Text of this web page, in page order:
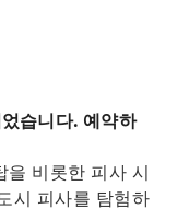
마을의 분위기
하세요
습니다. 예약하
비롯한 피사 시
시 피사를 탐험하